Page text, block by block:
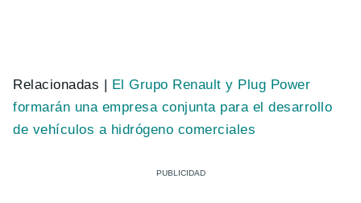
Relacionadas | El Grupo Renault y Plug Power
formarán una empresa conjunta para el desarrollo
de vehículos a hidrógeno comerciales